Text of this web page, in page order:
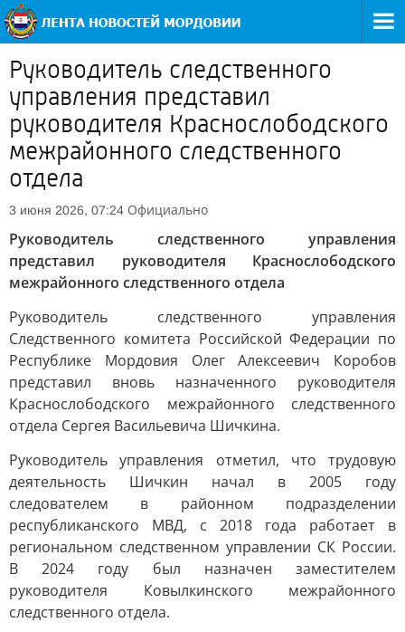
Руководитель следственного
управления представил
руководителя Краснослободского
межрайонного следственного
отдела
3 июня 2026, 07:24 Официально
Руководитель следственного управления
представил руководителя Краснослободского
межрайонного следственного отдела
Руководитель следственного управления
Следственного комитета Российской Федерации по
Республике Мордовия Олег Алексеевич Коробов
представил вновь назначенного руководителя
Краснослободского межрайонного следственного
отдела Сергея Васильевича Шичкина.
Руководитель управления отметил, что трудовую
деятельность Шичкин начал в 2005 году
следователем в районном подразделении
республиканского МВД, с 2018 года работает в
региональном следственном управлении СК России.
В 2024 году был назначен заместителем
руководителя Ковылкинского межрайонного
следственного отдела.